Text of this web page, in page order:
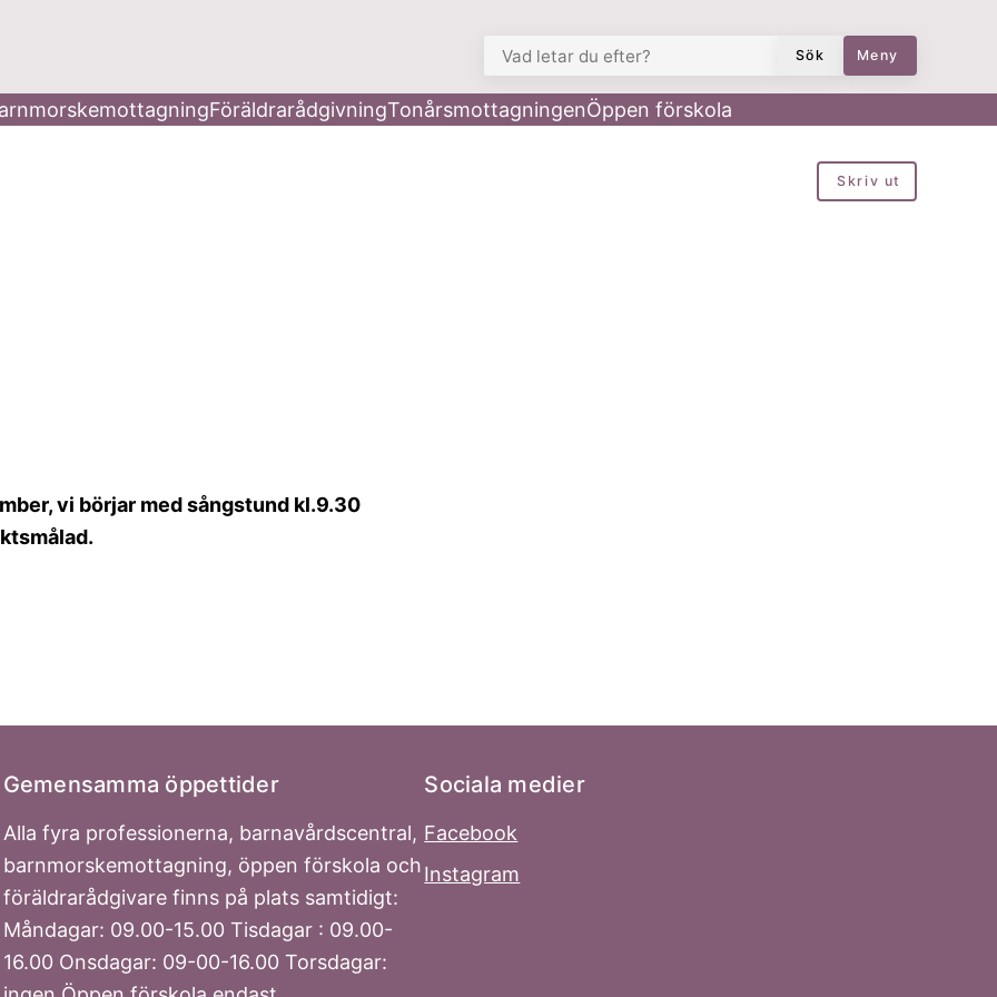
Sök
Meny
FöräldrarådgivningTonårsmottagningenÖppen förskola
Skriv ut
vi börjar med sångstund kl.9.30
Gemensamma öppettider
Alla fyra professionerna, barnavårdscentral,
barnmorskemottagning, öppen förskola och
föräldrarådgivare finns på plats samtidigt:
Måndagar: 09.00-15.00 Tisdagar : 09.00-
16.00 Onsdagar: 09-00-16.00 Torsdagar:
Sociala medier
Facebook
Instagram